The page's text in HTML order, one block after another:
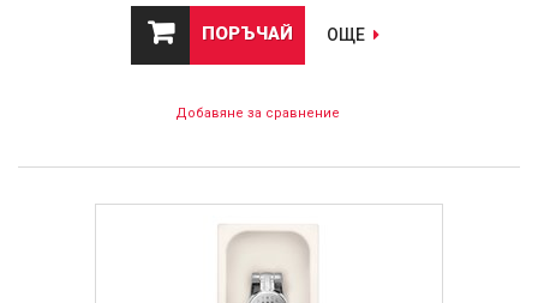
ПОРЪЧАЙ ОЩЕ
Добавяне за сравнение